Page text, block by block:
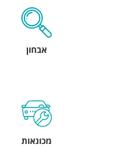
אבחון
מכונאות